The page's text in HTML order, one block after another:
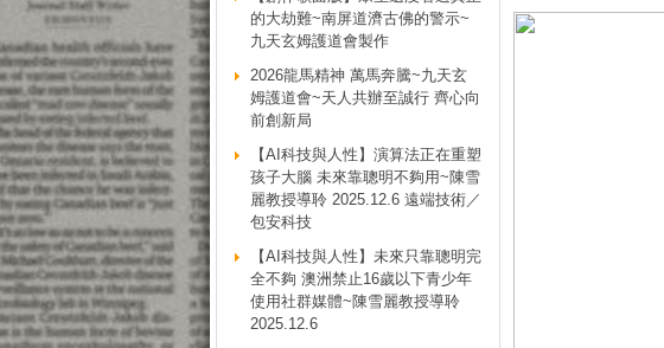
的大劫難~南屏道濟古佛的警示~
九天玄姆護道會製作
2026龍馬精神 萬馬奔騰~九天玄
姆護道會~天人共辦至誠行 齊心向
前創新局
【AI科技與人性】演算法正在重塑
孩子大腦 未來靠聰明不夠用~陳雪
麗教授導聆 2025.12.6 遠端技術／
包安科技
【AI科技與人性】未來只靠聰明完
全不夠 澳洲禁止16歲以下青少年
使用社群媒體~陳雪麗教授導聆
2025.12.6